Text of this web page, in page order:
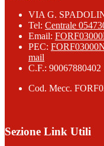
VIA G.
Tel: Centrale
Email:
PEC:
mail
C.F.: 90067880402
Cod. Mecc.
Sezione Link Utili